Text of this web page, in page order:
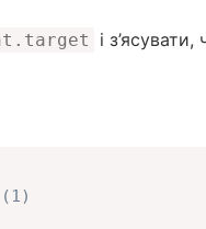
і